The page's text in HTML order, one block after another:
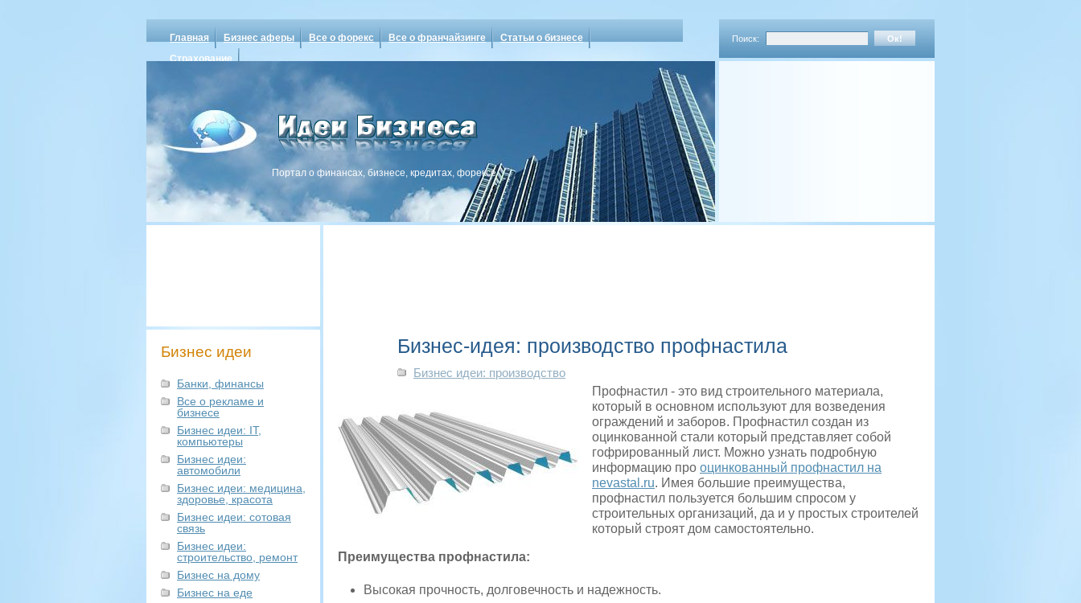
Главная Бизнес аферы Все о форекс Все о франчайзинге
Статьи о бизнесе
Страхование
Поиск:
Портал о финансах, бизнесе, кредитах, форексе
Бизнес идеи
Банки, финансы
Все о рекламе и
бизнесе
Бизнес идеи: IT,
компьютеры
Бизнес идеи:
автомобили
Бизнес идеи: медицина,
здоровье, красота
Бизнес идеи: сотовая
связь
Бизнес идеи:
строительство, ремонт
Бизнес на дому
Бизнес на еде
Бизнес-идея: производство профнастила
Бизнес идеи: производство
Профнастил - это вид строительного материала,
который в основном используют для возведения
ограждений и заборов. Профнастил создан из
оцинкованной стали который представляет собой
гофрированный лист. Можно узнать подробную
информацию про оцинкованный профнастил на
nevastal.ru. Имея большие преимущества,
профнастил пользуется большим спросом у
строительных организаций, да и у простых строителей
который строят дом самостоятельно.
Преимущества профнастила:
Высокая прочность, долговечность и надежность.